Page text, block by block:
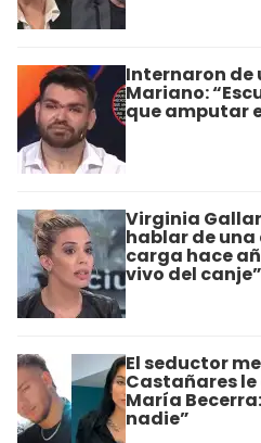
Internaron de
Mariano:
que amputar
Virginia
hablar de una
carga hace
vivo del canje”
El seductor
Castañares le
María
nadie”